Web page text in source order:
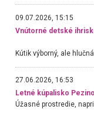
09.07.2026, 15:15
Vnútorné detské
27.06.2026, 16:53
Letné kúpalisko